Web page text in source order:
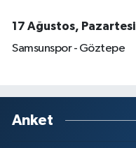
17 Ağustos, Pazartesi
Samsunspor - Göztepe
Anket